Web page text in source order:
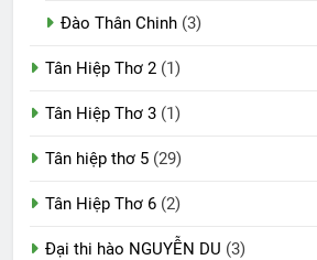
Đào Thân Chinh (3)
Tân Hiệp Thơ 2 (1)
Tân Hiệp Thơ 3 (1)
Tân hiệp thơ 5 (29)
Tân Hiệp Thơ 6 (2)
Đại thi hào NGUYỄN DU (3)